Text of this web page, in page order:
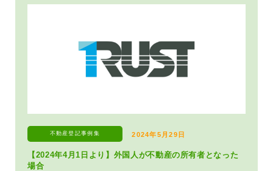
【2024年4月1日より】外国人が不動産の所有者となった
場合
不動産登記事例集 2024年5月29日